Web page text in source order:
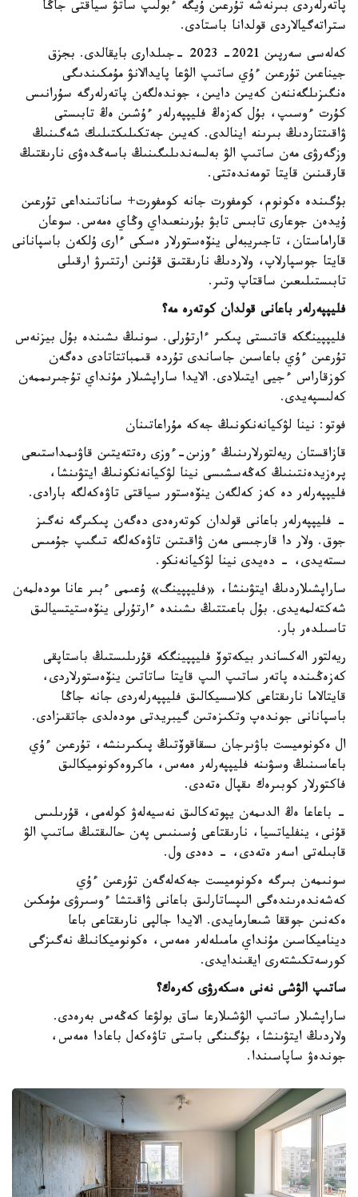
پاتەرلەردى بىرنەشە تۇرعىن ۇيگە ءبولىپ ساتۋ سياقتى جاڭا
ستراتەگيالاردى قولدانا باستادى.
كەلەسى سەرپىن 2021- 2023 -جىلدارى بايقالدى. بجزق
جيناعىن تۇرعىن ءۇي ساتىپ الۋعا پايدالانۋ مۇمكىندىگى
ەنگىزىلگەننەن كەيىن دايىن، جوندەلگەن پاتەرلەرگە سۇرانىس
كۇرت ءوسىپ، بۇل كەزەڭ فليپپەرلەر ءۇشىن ەڭ تابىستى
ۋاقىتتاردىڭ بىرىنە اينالدى. كەيىن جەتكىلىكتىلىك شەگىنىڭ
وزگەرۋى مەن ساتىپ الۋ بەلسەندىلىگىنىڭ باسەڭدەۋى نارىقتىڭ
قارقىنىن قايتا تومەندەتتى.
بۇگىندە ەكونوم، كومفورت جانە كومفورت+ ساناتىنداعى تۇرعىن
ۇيدەن جوعارى تابىس تابۋ بۇرىنعىداي وڭاي ەمەس. سوعان
قاراماستان، تاجىريبەلى ينۆەستورلار ەسكى ءارى ۇلكەن باسپانانى
قايتا جوسپارلاپ، ولاردىڭ نارىقتىق قۇنىن ارتتىرۋ ارقىلى
تابىستىلىعىن ساقتاپ وتىر.
فليپپەرلەر باعانى قولدان كوتەرە مە؟
فليپپينگكە قاتىستى پىكىر ءارتۇرلى. سونىڭ ىشىندە بۇل بيزنەس
تۇرعىن ءۇي باعاسىن جاساندى تۇردە قىمباتتاتادى دەگەن
كوزقاراس ءجيى ايتىلادى. الايدا ساراپشىلار مۇنداي تۇجىرىممەن
كەلىسپەيدى.
فوتو: نينا لۋكيانەنكونىڭ جەكە مۇراعاتىنان
قازاقستان ريەلتورلارىنىڭ ءوزىن-ءوزى رەتتەيتىن قاۋىمداستىعى
پرەزيدەنتىنىڭ كەڭەسشىسى نينا لۋكيانەنكونىڭ ايتۋىنشا،
فليپپەرلەر دە كەز كەلگەن ينۆەستور سياقتى تاۋەكەلگە بارادى.
- فليپپەرلەر باعانى قولدان كوتەرەدى دەگەن پىكىرگە نەگىز
جوق. ولار دا قارجىسى مەن ۋاقىتىن تاۋەكەلگە تىگىپ جۇمىس
ىستەيدى، - دەيدى نينا لۋكيانەنكو.
ساراپشىلاردىڭ ايتۋىنشا، «فليپپينگ» ۇعىمى ءبىر عانا مودەلمەن
شەكتەلمەيدى. بۇل باعىتتىڭ ىشىندە ءارتۇرلى ينۆەستيتسيالىق
تاسىلدەر بار.
ريەلتور الەكساندر بيكەتوۆ فليپپينگكە قۇرىلىستىڭ باستاپقى
كەزەڭىندە پاتەر ساتىپ الىپ قايتا ساتاتىن ينۆەستورلاردى،
قايتالاما نارىقتاعى كلاسسيكالىق فليپپەرلەردى جانە جاڭا
باسپانانى جوندەپ وتكىزەتىن گيبريدتى مودەلدى جاتقىزادى.
ال ەكونوميست باۋىرجان ىسقاقوۆتىڭ پىكىرىنشە، تۇرعىن ءۇي
باعاسىنىڭ وسۋىنە فليپپەرلەر ەمەس، ماكروەكونوميكالىق
فاكتورلار كوبىرەك ىقپال ەتەدى.
- باعاعا ەڭ الدىمەن يپوتەكالىق نەسيەلەۋ كولەمى، قۇرىلىس
قۇنى، ينفلياتسيا، نارىقتاعى ۇسىنىس پەن حالىقتىڭ ساتىپ الۋ
قابىلەتى اسەر ەتەدى، - دەدى ول.
سونىمەن بىرگە ەكونوميست جەكەلەگەن تۇرعىن ءۇي
كەشەندەرىندەگى الىپساتارلىق باعانى ۋاقىتشا ءوسىرۋى مۇمكىن
ەكەنىن جوققا شىعارمايدى. الايدا جالپى نارىقتاعى باعا
ديناميكاسىن مۇنداي مامىلەلەر ەمەس، ەكونوميكانىڭ نەگىزگى
كورسەتكىشتەرى ايقىندايدى.
ساتىپ الۋشى نەنى ەسكەرۋى كەرەك؟
ساراپشىلار ساتىپ الۋشىلارعا ساق بولۋعا كەڭەس بەرەدى.
ولاردىڭ ايتۋىنشا، بۇگىنگى باستى تاۋەكەل باعادا ەمەس،
جوندەۋ ساپاسىندا.